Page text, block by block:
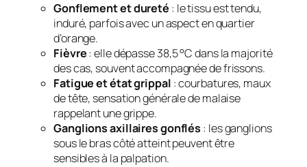
Gonflement et dureté : le tissu est tendu,
induré, parfois avec un aspect en quartier
d’orange.
Fièvre: elle dépasse 38,5 °C dans la majorité
des cas, souvent accompagnée de frissons.
Fatigue et état grippal : courbatures, maux
de tête, sensation générale de malaise
rappelant une grippe.
Ganglions axillaires gonflés : les ganglions
sous le bras côté atteint peuvent être
sensibles à la palpation.